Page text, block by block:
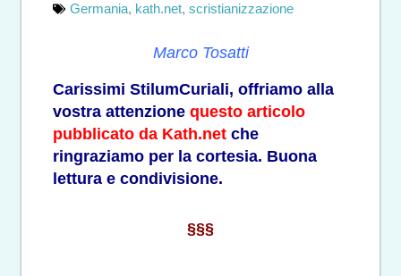
Germania, kath.net, scristianizzazione
Marco Tosatti
Carissimi StilumCuriali, offriamo alla
vostra attenzione questo articolo
pubblicato da Kath.net che
ringraziamo per la cortesia. Buona
lettura e condivisione.
§§§